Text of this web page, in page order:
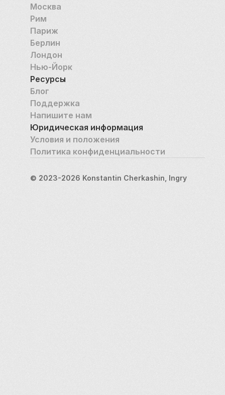
Москва
Рим
Париж
Берлин
Лондон
Нью-Йорк
Ресурсы
Блог
Поддержка
Напишите нам
Юридическая информация
Условия и положения
Политика конфиденциальности
© 2023-2026 Konstantin Cherkashin, Ingry